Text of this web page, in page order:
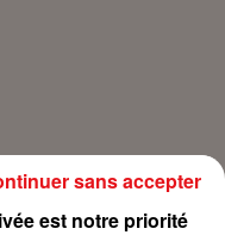
Mulhouse 39 rue
est notre priorité
sans accepter